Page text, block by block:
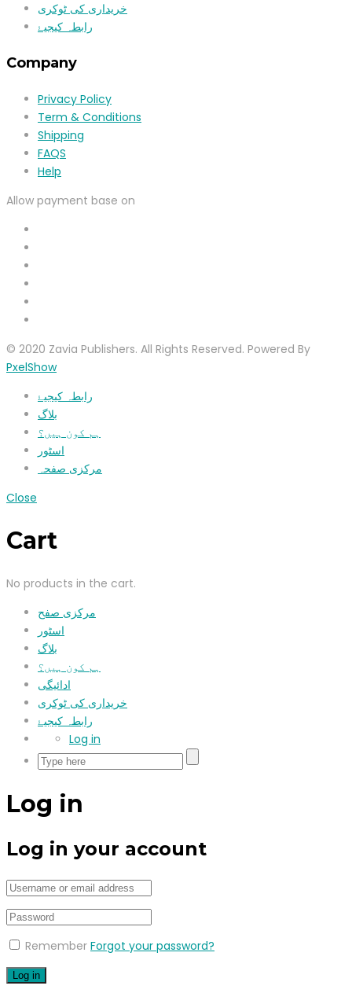
خریداری کی ٹوکری
رابطہ کیجیۓ
Company
Privacy Policy
Term & Conditions
Shipping
FAQS
Help
Allow payment base on
© 2020 Zavia Publishers. All Rights Reserved. Powered By
PxelShow
رابطہ کیجیۓ
بلاگ
ہم کون ہیں؟
اسٹور
مرکزی صفحہ
Close
Cart
No products in the cart.
مرکزی صفح
اسٹور
بلاگ
ہم کون ہیں؟
ادائیگی
خریداری کی ٹوکری
رابطہ کیجیۓ
Log in
Log in
Log in your account
Remember Forgot your password?